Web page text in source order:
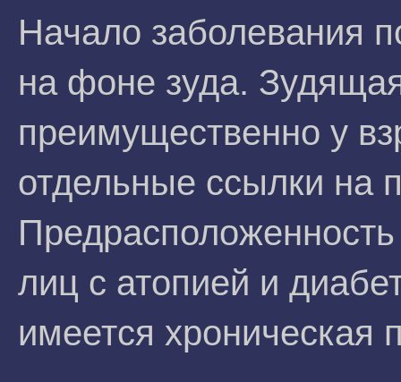
Начало заболевания
на фоне зуда.
преимущественно у
отдельные ссылки на
лиц с атопией и
имеется хроническая